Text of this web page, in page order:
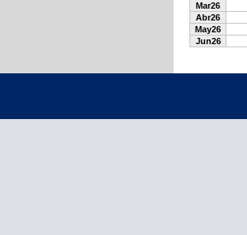
Mar26
Abr26
May26
Jun26